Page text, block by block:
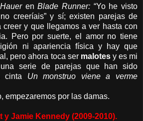
enBlade Runner: “Yo he visto
creeríais” y sí; existen parejas de
creer y que llegamos a ver hasta con
Pero por suerte, el amor no tiene
ni apariencia física y hay que
pero ahora toca ser malotesy es mi
serie de parejas que han sido
cinta Un monstruo viene a verme
empezaremos por las damas.
Jamie Kennedy (2009-2010).